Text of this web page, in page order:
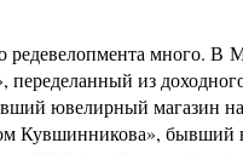
редевелопмента много. В
переделанный из
ювелирный магазин на
Кувшинникова», бывший